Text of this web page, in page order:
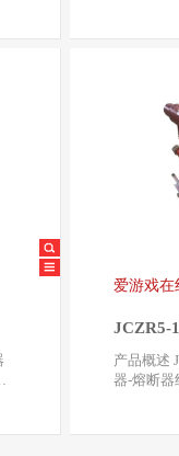
爱游戏在
JCZR5-
产品概述 JCZR5系列交流真空接触
器-熔断器